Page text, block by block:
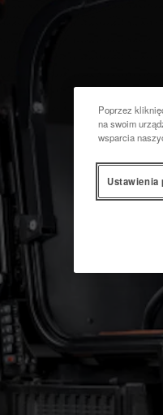
Poprzez
na swoim
wsparcia
Ustawienia